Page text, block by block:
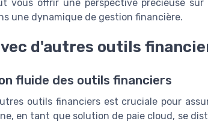
vous offrir une perspective précieuse
une dynamique de gestion financière.
d'autres outils
fluide des outils financiers
outils financiers est cruciale pour
en tant que solution de paie cloud, se